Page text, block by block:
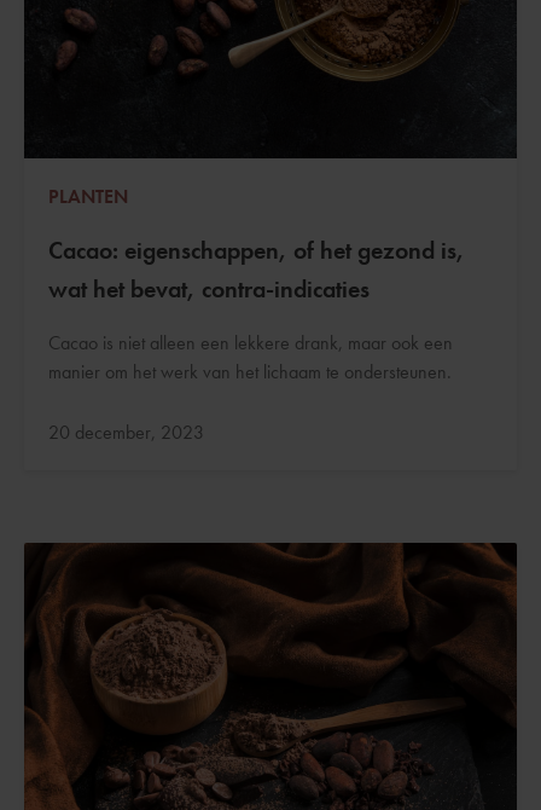
PLANTEN
Cacao: eigenschappen, of het gezond is,
wat het bevat, contra-indicaties
Cacao is niet alleen een lekkere drank, maar ook een
manier om het werk van het lichaam te ondersteunen.
Bijgewerkt:
20 december, 2023